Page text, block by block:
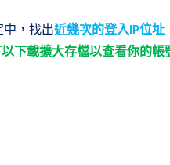
中，找出近幾次的登入 IP位址
下載擴大存檔以查看你的帳